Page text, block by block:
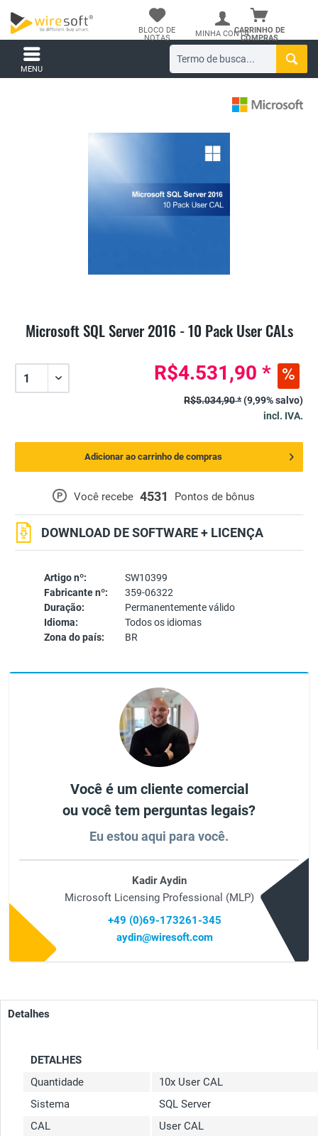
CARRINHO DE
COMPRAS
BLOCO DE
NOTAS
MINHA CONTA
MENU
Microsoft SQL Server 2016 - 10 Pack User CALs
Artigo nº:
SW10399
Fabricante nº:
359-06322
Duração:
Permanentemente válido
Idioma:
Todos os idiomas
Zona do país:
BR
P Você recebe 4531 Pontos de bônus
DOWNLOAD DE SOFTWARE + LICENÇA
R$4.531,90 *
R$5.034,90 *(9,99% salvo)
incl. IVA.
Adicionar ao carrinho de compras
Você é um cliente comercial
ou você tem perguntas legais?
Eu estou aqui para você.
Kadir Aydin
Microsoft Licensing Professional (MLP)
+49 (0)69-173261-345
aydin@wiresoft.com
Detalhes
DETALHES
Quantidade
10x User CAL
Sistema
SQL Server
CAL
User CAL